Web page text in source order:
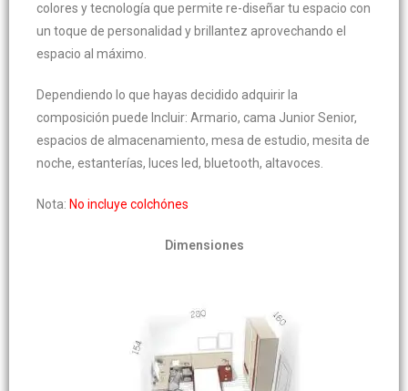
colores y tecnología que permite re-diseñar tu espacio con
un toque de personalidad y brillantez aprovechando el
espacio al máximo.
Dependiendo lo que hayas decidido adquirir la
composición puede Incluir: Armario, cama Junior Senior,
espacios de almacenamiento, mesa de estudio, mesita de
noche, estanterías, luces led, bluetooth, altavoces.
Nota: No incluye colchónes
Dimensiones